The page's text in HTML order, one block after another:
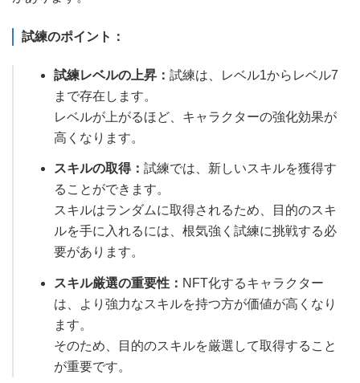
試練のポイント：
試練レベルの上昇： 試練は、レベル1からレベル7
まで存在します。
レベルが上がるほど、キャラクターの強化効果が
高くなります。
スキルの取得： 試練では、新しいスキルを獲得す
ることができます。
スキルはランダムに取得されるため、目的のスキ
ルを手に入れるには、根気強く試練に挑戦する必
要があります。
スキル厳選の重要性： NFT化するキャラクター
は、より強力なスキルを持つ方が価値が高くなり
ます。
そのため、目的のスキルを厳選して取得すること
が重要です。